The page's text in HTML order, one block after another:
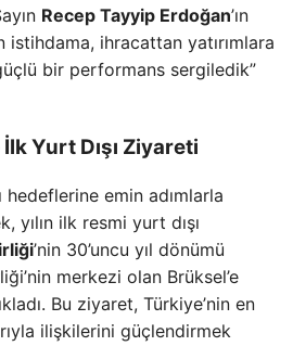
Recep Tayyip Erdoğan’ın
ihracattan yatırımlara
bir performans sergiledik”
Yurt Dışı Ziyareti
hedeflerine emin adımlarla
yılın ilk resmi yurt dışı
’nin 30’uncu yıl dönümü
merkezi olan Brüksel’e
Bu ziyaret, Türkiye’nin en
ilişkilerini güçlendirmek